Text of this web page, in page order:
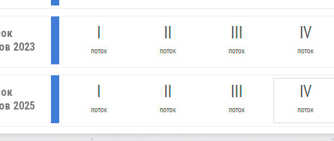
2023
2025